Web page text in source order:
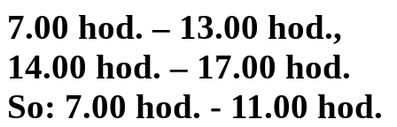
7.00 hod. – 13.00 hod.,
14.00 hod. – 17.00 hod.
So: 7.00 hod. - 11.00 hod.